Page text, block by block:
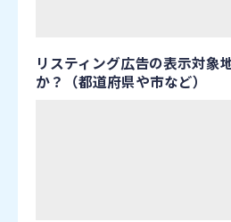
リスティング広告の表示対象
か？（都道府県や市など）